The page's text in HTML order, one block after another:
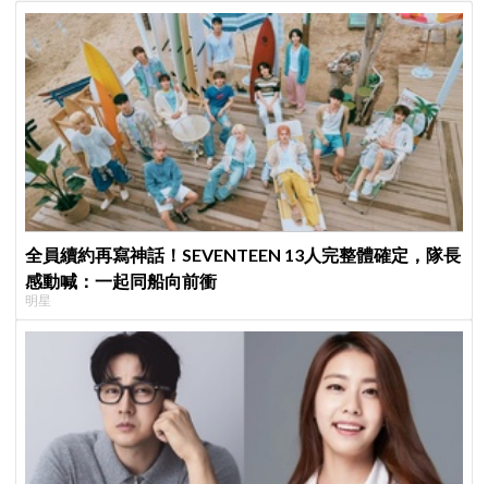
全員續約再寫神話！SEVENTEEN 13人完整體確定，隊長
感動喊：一起同船向前衝
明星